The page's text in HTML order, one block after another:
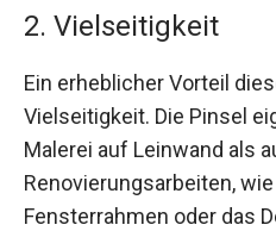
2. Vielseitigkeit
Ein erheblicher Vorteil
Vielseitigkeit. Die Pinsel
Malerei auf Leinwand als
Renovierungsarbeiten,
Fensterrahmen oder das